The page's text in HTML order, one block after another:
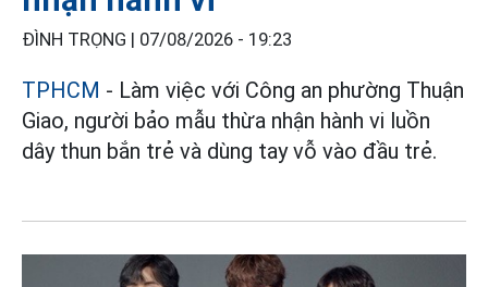
ĐÌNH TRỌNG | 07/08/2026 - 19:23
TPHCM - Làm việc với Công an phường Thuận
Giao, người bảo mẫu thừa nhận hành vi luồn
dây thun bắn trẻ và dùng tay vỗ vào đầu trẻ.